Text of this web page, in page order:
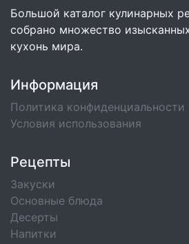
Большой каталог кулинарных
собрано множество
кухонь мира.
Информация
Политика конфиденциальности
Условия использования
Рецепты
Закуски
Основные блюда
Десерты
Напитки